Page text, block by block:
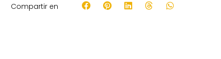
Compartir en